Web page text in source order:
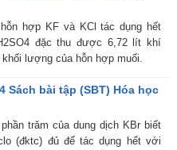
hợp KF và KCl tác dụng hết
đặc thu được 6,72 lít khí
lượng của hỗn hợp muối.
Sách bài tập (SBT) Hóa học
trăm của dung dịch KBr biết
(đktc) đủ để tác dụng hết với